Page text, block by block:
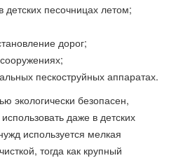
детских песочницах летом;
дорог;
пескоструйных аппаратах.
экологически безопасен,
даже в детских
используется мелкая
тогда как крупный